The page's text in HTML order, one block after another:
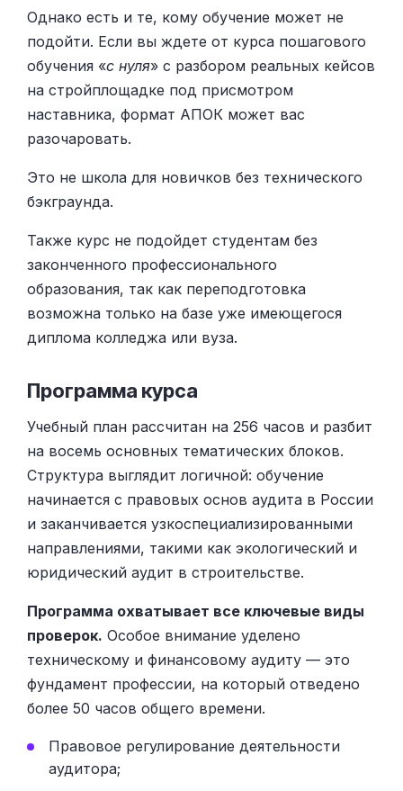
Однако есть и те, кому обучение может не
подойти. Если вы ждете от курса пошагового
обучения «с нуля» с разбором реальных кейсов
на стройплощадке под присмотром
наставника, формат АПОК может вас
разочаровать.
Это не школа для новичков без технического
бэкграунда.
Также курс не подойдет студентам без
законченного профессионального
образования, так как переподготовка
возможна только на базе уже имеющегося
диплома колледжа или вуза.
Программа курса
Учебный план рассчитан на 256 часов и разбит
на восемь основных тематических блоков.
Структура выглядит логичной: обучение
начинается с правовых основ аудита в России
и заканчивается узкоспециализированными
направлениями, такими как экологический и
юридический аудит в строительстве.
Программа охватывает все ключевые виды
проверок. Особое внимание уделено
техническому и финансовому аудиту — это
фундамент профессии, на который отведено
более 50 часов общего времени.
Правовое регулирование деятельности
аудитора;